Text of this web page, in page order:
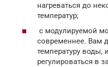
нагреваться до
температур;
с модулируемой
современнее. Вам
температуру воды,
регулироваться в